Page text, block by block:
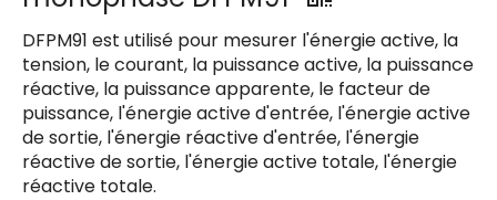
DFPM91 est utilisé pour mesurer l'énergie active, la
tension, le courant, la puissance active, la puissance
réactive, la puissance apparente, le facteur de
puissance, l'énergie active d'entrée, l'énergie active
de sortie, l'énergie réactive d'entrée, l'énergie
réactive de sortie, l'énergie active totale, l'énergie
réactive totale.